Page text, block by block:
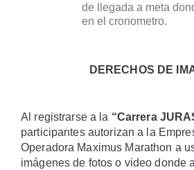
de llegada a meta
en el cronometro.
DERECHOS DE
Al registrarse a la “Carrera
participantes autorizan a la
Operadora Maximus Marathon a
imágenes de fotos o video donde